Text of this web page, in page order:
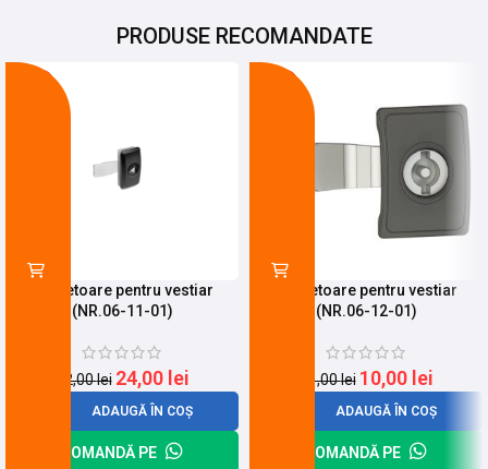
PRODUSE RECOMANDATE
Incuietoare pentru vestiar
(NR.06-11-01)
32,00lei 24,00 lei
ADAUGĂ ÎN COȘ
COMANDĂ PE
Incuietoare pentru vestiar
(NR.06-12-01)
31,00lei 10,00 lei
ADAUGĂ ÎN COȘ
COMANDĂ PE